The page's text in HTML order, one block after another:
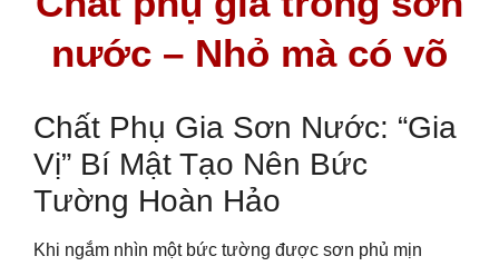
nước – Nhỏ mà có võ
Chất Phụ Gia Sơn Nước: “Gia
Vị” Bí Mật Tạo Nên Bức
Tường Hoàn Hảo
Khi ngắm nhìn một bức tường được sơn phủ mịn